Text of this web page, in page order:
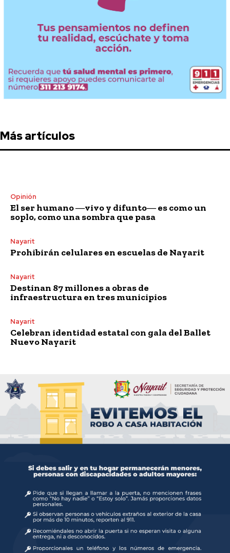
Más artículos
Opinión
El ser humano ―vivo y difunto― es como un
soplo, como una sombra que pasa
Nayarit
Prohibirán celulares en escuelas de Nayarit
Nayarit
Destinan 87 millones a obras de
infraestructura en tres municipios
Nayarit
Celebran identidad estatal con gala del Ballet
Nuevo Nayarit